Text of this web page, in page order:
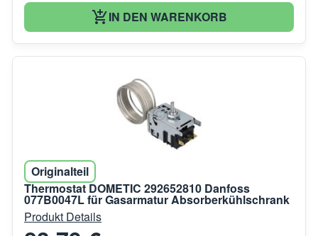
IN DEN WARENKORB
Originalteil
Thermostat DOMETIC 292652810 Danfoss
077B0047L für Gasarmatur Absorberkühlschrank
Produkt Details